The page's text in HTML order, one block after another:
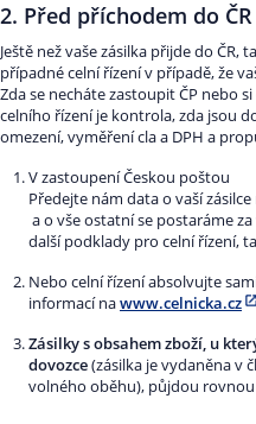
2. Před příchodem do ČR
Ještě než vaše zásilka přijde do ČR,
případné celní řízení v případě, že
Zda se necháte zastoupit ČP nebo
celního řízení je kontrola, zda jsou
omezení, vyměření cla a DPH a
V zastoupení Českou poštou
Předejte nám data o vaší zásilce
a o vše ostatní se postaráme
další podklady pro celní řízení,
Nebo celní řízení absolvujte
informací nawww.celnicka.cz
Zásilky s obsahem zboží, u
dovozce(zásilka je vydaněna v
volného oběhu), půjdou